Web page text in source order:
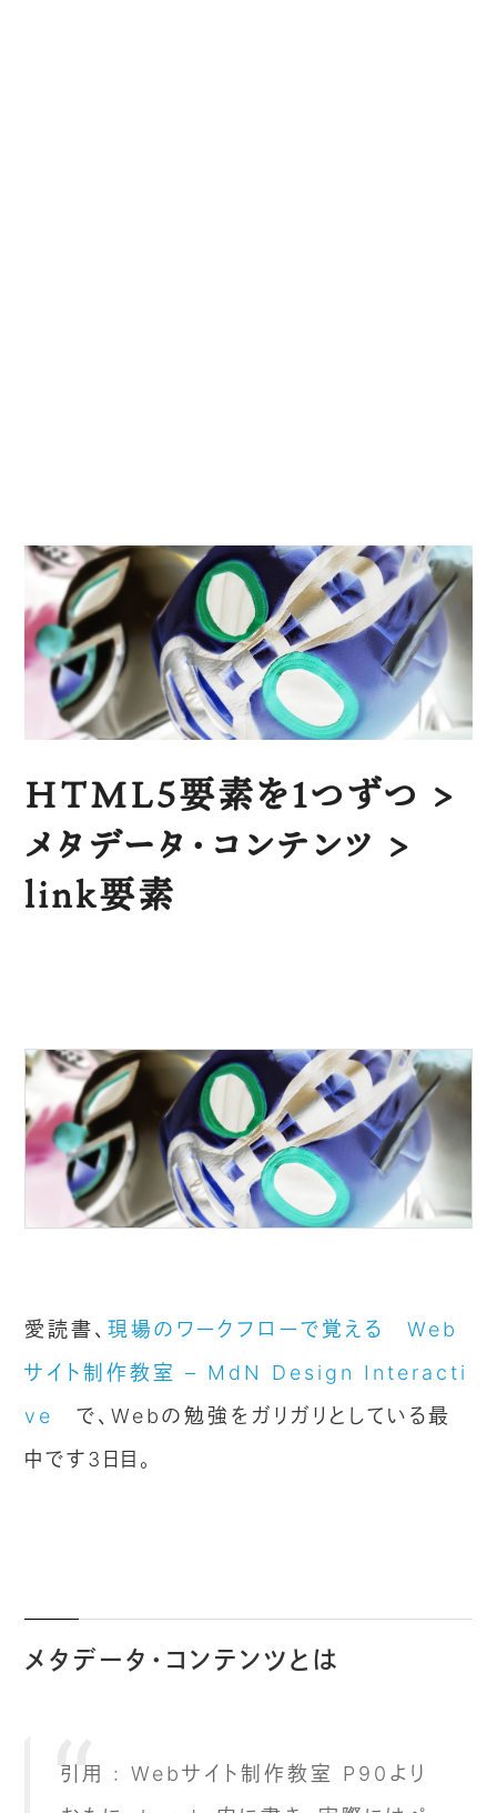
HTML5要素を1つずつ >
メタデータ・コンテンツ >
link要素
愛読書、現場のワークフローで覚える Web
サイト制作教室 – MdN Design Interacti
ve
で、Webの勉強をガリガリとしている最
中です3日目。
メタデータ・コンテンツとは
引用 : Webサイト制作教室 P90より